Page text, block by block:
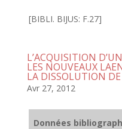
[BIBLI. BIJUS: F.27]
L’ACQUISITION
LES NOUVEAUX
LA DISSOLUTION
Avr 27, 2012
Données